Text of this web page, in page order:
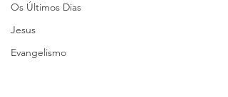
Os Últimos Dias
Jesus
Evangelismo